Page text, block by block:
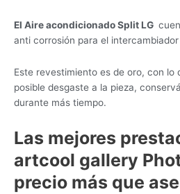
El Aire acondicionado Split LG
anti corrosión para el
Este revestimiento es de oro, con lo
posible desgaste a la pieza,
durante más tiempo.
Las mejores
artcool gallery
precio más que